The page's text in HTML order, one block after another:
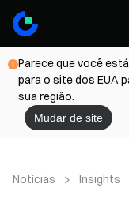
Parece que você
para o site dos EUA
sua região.
Mudar de site
Notícias Insights